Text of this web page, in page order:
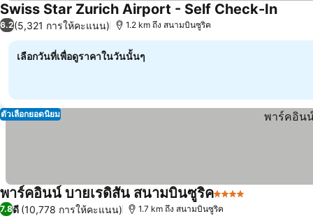
Swiss Star Zurich Airport - Self Check-In
6.2(5,321 การให้คะแนน) 1.2 km ถึง สนามบินซูริค
เลือกวันที่เพื่อดูราคาในวันนั้นๆ
ตัวเลือกยอดนิยม
พาร์คอินน์ บายเรดิสัน สนามบินซูริค4 ดาว
7.8ดี (10,778 การให้คะแนน) 1.7 km ถึง สนามบินซูริค